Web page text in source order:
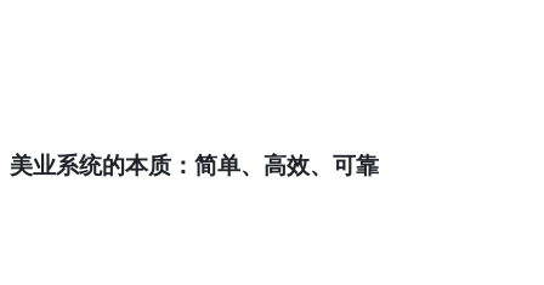
美业系统的本质：简单、高效、可靠